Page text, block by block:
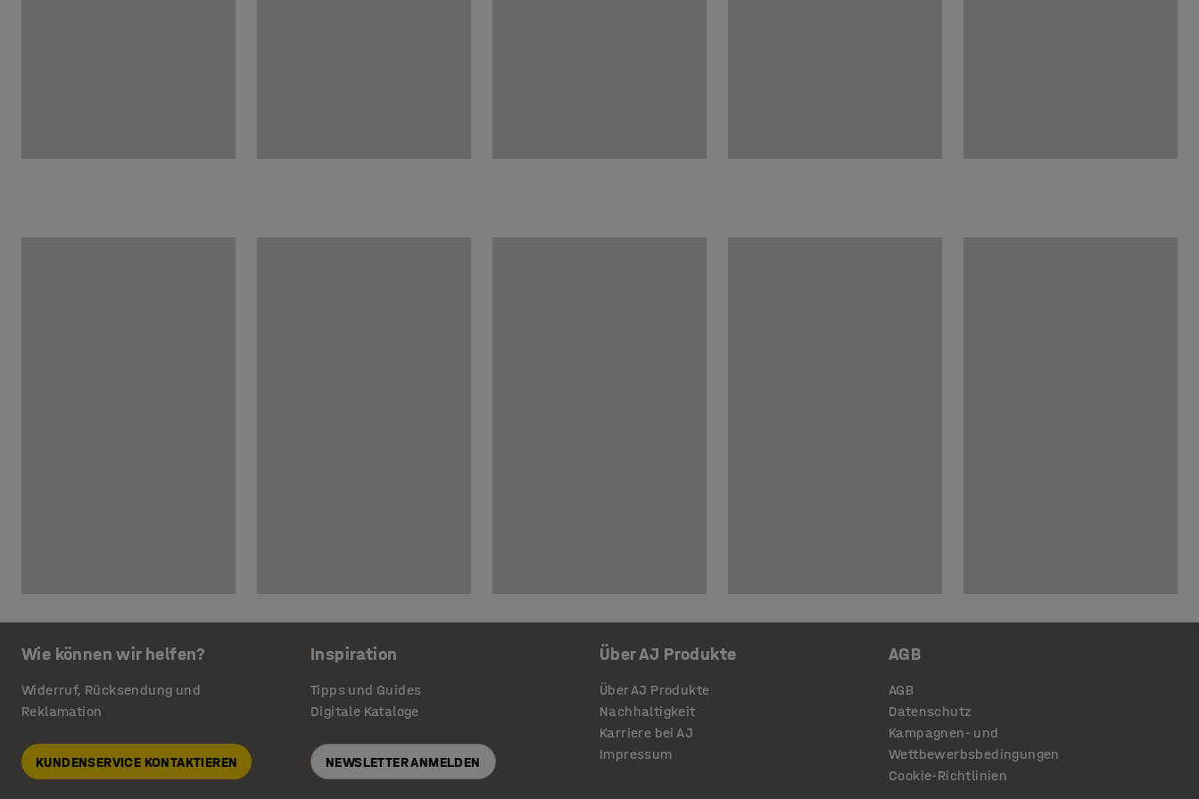
Wie können wir helfen?
Widerruf, Rücksendung und
Reklamation
KUNDENSERVICE KONTAKTIEREN
Inspiration
Tipps und Guides
Digitale Kataloge
NEWSLETTER ANMELDEN
Über AJ Produkte
Über AJ Produkte
Nachhaltigkeit
Karriere bei AJ
Impressum
AGB
AGB
Datenschutz
Kampagnen- und
Wettbewerbsbedingungen
Cookie-Richtlinien